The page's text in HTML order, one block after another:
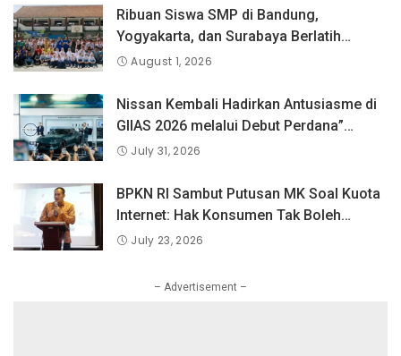
Ribuan Siswa SMP di Bandung,
Yogyakarta, dan Surabaya Berlatih
Langsung Bersama Atlet Voli Nasional di
Nation 2026.
August 1, 2026
Nissan Kembali Hadirkan Antusiasme di
GIIAS 2026 melalui Debut Perdana”
Fairlady Z di Indonesia”
July 31, 2026
BPKN RI Sambut Putusan MK Soal Kuota
Internet: Hak Konsumen Tak Boleh
Hangus Sepihak
July 23, 2026
– Advertisement –